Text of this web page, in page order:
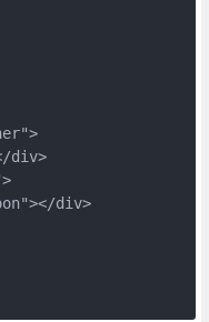
div>
div>